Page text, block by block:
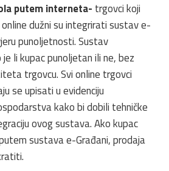
putem interneta- trgovci koji
dužni su integrirati sustav e-
punoljetnosti. Sustav
li kupac punoljetan ili ne, bez
trgovcu. Svi online trgovci
se upisati u evidenciju
kako bi dobili tehničke
ovog sustava. Ako kupac
sustava e-Građani, prodaja